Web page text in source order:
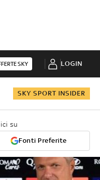
SKY LOGIN
SKY SPORT INSIDER
su
Fonti Preferite